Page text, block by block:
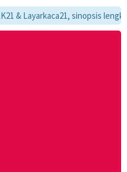
sinopsis